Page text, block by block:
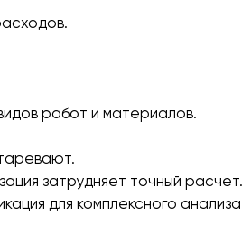
работ и материалов.
затрудняет точный расчет.
для комплексного